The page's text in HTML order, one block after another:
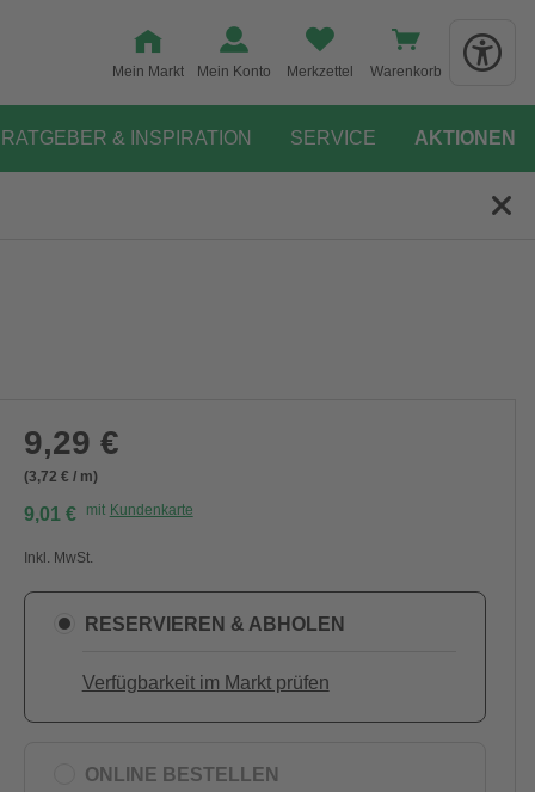
Mein Markt Mein Konto Merkzettel Warenkorb
RATGEBER & INSPIRATION SERVICE AKTIONEN
9,29 €
(3,72 € / m)
9,01 € mit Kundenkarte
Inkl. MwSt.
RESERVIEREN & ABHOLEN
Verfügbarkeit im Markt prüfen
ONLINE BESTELLEN